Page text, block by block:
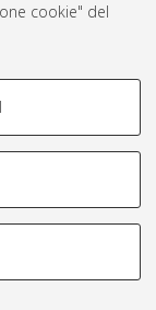
cookie" del
della
comportamento
2007-2026.